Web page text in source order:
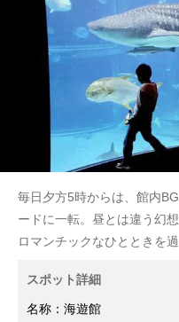
毎日夕方5時からは、館内
ードに一転。昼とは違う幻
ロマンチックなひとときを
スポット詳細
名称：海遊館